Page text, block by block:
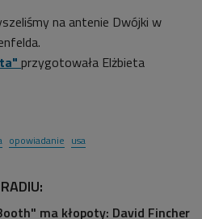
na antenie Dwójki w
przygotowała Elżbieta
opowiadanie usa
ma kłopoty: David Fincher